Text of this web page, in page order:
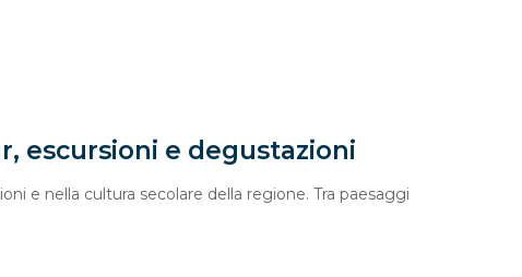
escursioni e degustazioni
e nella cultura secolare della regione. Tra paesaggi